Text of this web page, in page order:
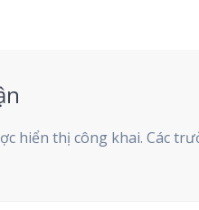
hiển thị công khai. Các